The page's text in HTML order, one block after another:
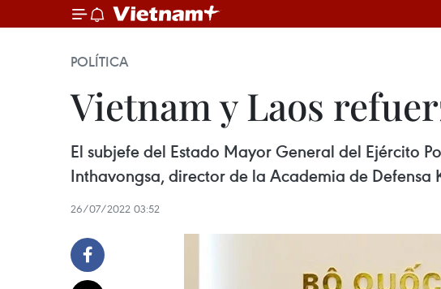
POLÍTICA
Vietnam y Laos
El subjefe del Estado Mayor General del Ejército
Inthavongsa, director de la Academia de Defensa
26/07/2022 03:52